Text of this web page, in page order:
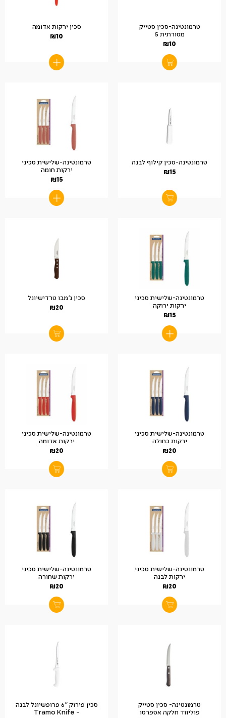
טרמונטינה-סכין סטייק
מסורתית 5
₪10
סכין ירקות אדומה
₪10
טרמונטינה-סכין קילוף לבנה
₪15
טרמונטינה-שלישית סכיני
ירקות חומה
₪15
טרמונטינה-שלישית סכיני
ירקות ירוקה
₪15
סכין ג'מבו טרדישיונל
₪20
טרמונטינה-שלישית סכיני
ירקות כחולה
₪20
טרמונטינה-שלישית סכיני
ירקות אדומה
₪20
טרמונטינה-שלישית סכיני
ירקות לבנה
₪20
טרמונטינה-שלישית סכיני
ירקות שחורה
₪20
טרמונטינה- סכין סטייק
פוליווד חלקה אספרסו
סכין פירוק "6 פרופשיונל לבנה
– Tramo Knife